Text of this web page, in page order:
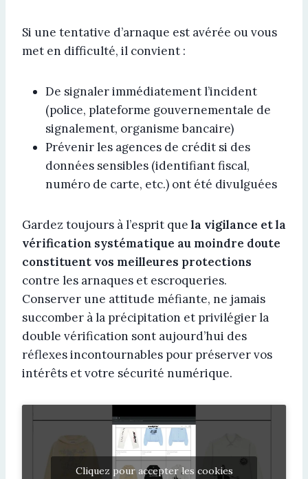
Si une tentative d’arnaque est avérée ou vous
met en difficulté, il convient :
De signaler immédiatement l’incident
(police, plateforme gouvernementale de
signalement, organisme bancaire)
Prévenir les agences de crédit si des
données sensibles (identifiant fiscal,
numéro de carte, etc.) ont été divulguées
Gardez toujours à l’esprit quela vigilance et la
vérification systématique au moindre doute
constituent vos meilleures protections
contre les arnaques et escroqueries.
Conserver une attitude méfiante, ne jamais
succomber à la précipitation et privilégier la
double vérification sont aujourd’hui des
réflexes incontournables pour préserver vos
intérêts et votre sécurité numérique.
Cliquez pour accepter les cookies